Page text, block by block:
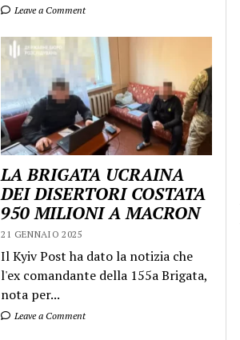
Leave a Comment
LA BRIGATA UCRAINA
DEI DISERTORI COSTATA
950 MILIONI A MACRON
21 GENNAIO 2025
Il Kyiv Post ha dato la notizia che
l'ex comandante della 155a Brigata,
nota per...
Leave a Comment